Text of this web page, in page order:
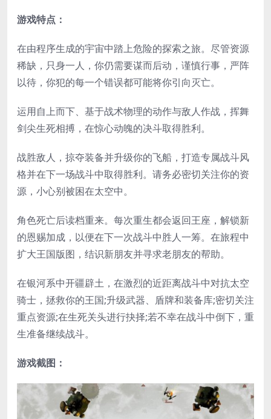
游戏特点：
在由程序生成的宇宙中踏上危险的探索之旅。尽管资源
稀缺，只身一人，你仍需要谋而后动，谨慎行事，严阵
以待，你犯的每一个错误都可能将你引向灭亡。
运用自上而下、基于战术物理的动作与敌人作战，挥舞
剑尖生死相搏，在惊心动魄的决斗取得胜利。
战胜敌人，掠夺装备并升级你的飞船，打造专属战斗风
格并在下一场战斗中取得胜利。请务必密切关注你的资
源，小心别被困在太空中。
角色死亡后读档重来。每次重生都会返回王座，解锁新
的恩赐加成，以便在下一次战斗中胜人一筹。在旅程中
扩大王国版图，结识新朋友并寻求老朋友的帮助。
在银河系中开疆辟土，在激烈的近距离战斗中对抗太空
骑士，拯救你的王国;升级武器、盾牌和装备库;密切关注
重点资源;在生死关头进行抉择;若不幸在战斗中倒下，重
生准备继续战斗。
游戏截图：